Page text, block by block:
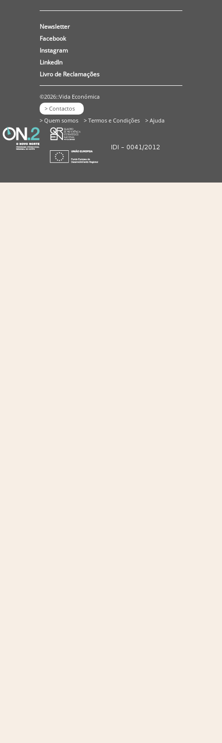
Newsletter
Facebook
Instagram
LinkedIn
Livro de Reclamações
©2026::Vida Económica
> Contactos
> Quem somos
> Termos e Condições > Ajuda